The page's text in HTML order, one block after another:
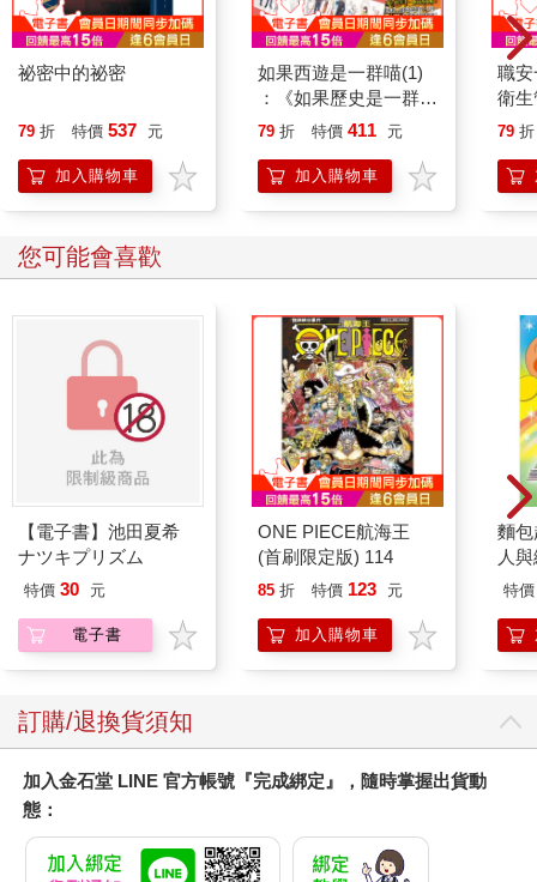
祕密中的祕密
79 折 特價 537 元
加入購物車
如果西遊是一群喵(1)
：《如果歷史是一群
喵》作者最新力作，附
79 折 特價 411 元
加入購物車
職
衛
攻略
79 折
您可能會喜歡
【電子書】池田夏希
ナツキプリズム
特價 30 元
電子書
ONE PIECE航海王
(首刷限定版) 114
85 折 特價 123 元
加入購物車
麵
人
平
特價
訂購/退換貨須知
加入金石堂 LINE 官方帳號『完成綁定』，隨時掌握出貨動
態：